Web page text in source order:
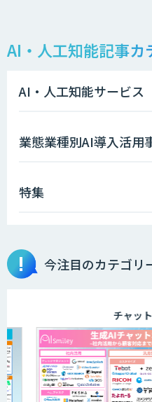
AI・人工知能記事カ
AI・人工知能サービス
業態業種別AI導入活用
特集
今注目のカテゴリ
チャットボ